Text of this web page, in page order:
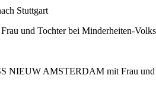
Stuttgart
und Tochter bei Minderheiten-
NIEUW AMSTERDAM mit Frau